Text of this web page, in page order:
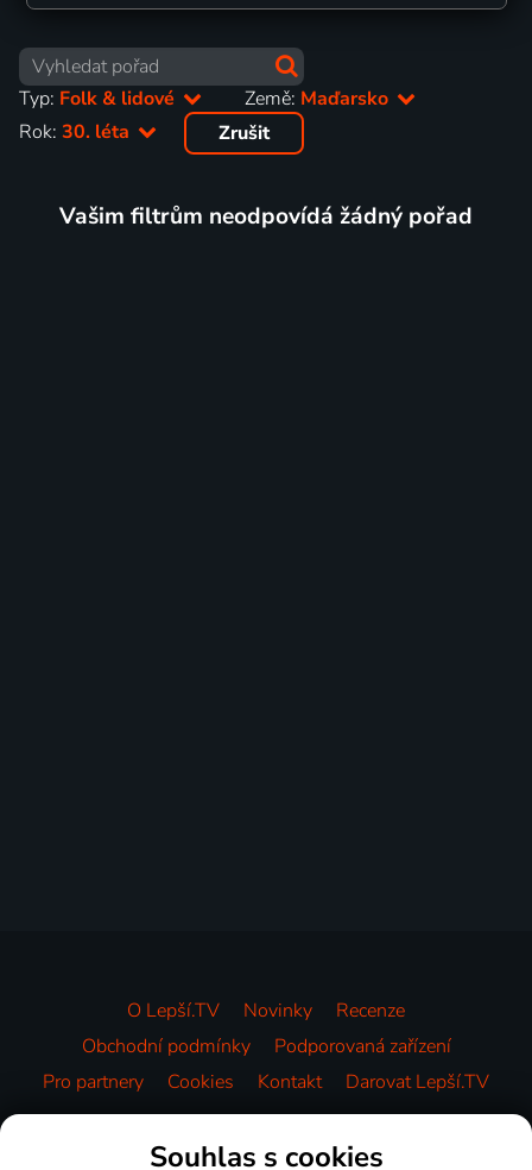
Typ: Folk & lidové Země: Maďarsko
Rok: 30. léta Zrušit
Vašim filtrům neodpovídá žádný pořad
O Lepší.TV Novinky
Recenze
Obchodní podmínky
Podporovaná zařízení
Pro partnery
Cookies Kontakt Darovat Lepší.TV
Videotéka
Souhlas s cookies